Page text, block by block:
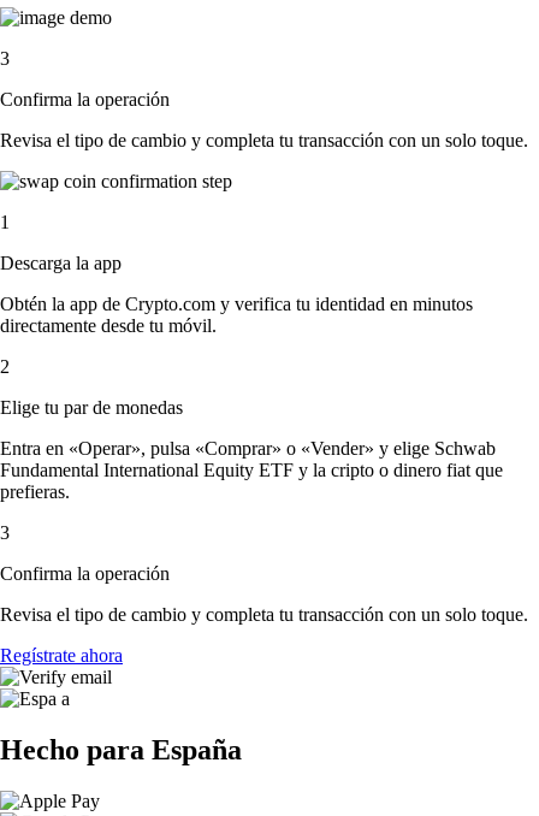
3
Confirma la operación
Revisa el tipo de cambio y completa tu transacción con un solo toque.
1
Descarga la app
Obtén la app de Crypto.com y verifica tu identidad en minutos
directamente desde tu móvil.
2
Elige tu par de monedas
Entra en «Operar», pulsa «Comprar» o «Vender» y elige Schwab
Fundamental International Equity ETF y la cripto o dinero fiat que
prefieras.
3
Confirma la operación
Revisa el tipo de cambio y completa tu transacción con un solo toque.
Regístrate ahora
Hecho para España